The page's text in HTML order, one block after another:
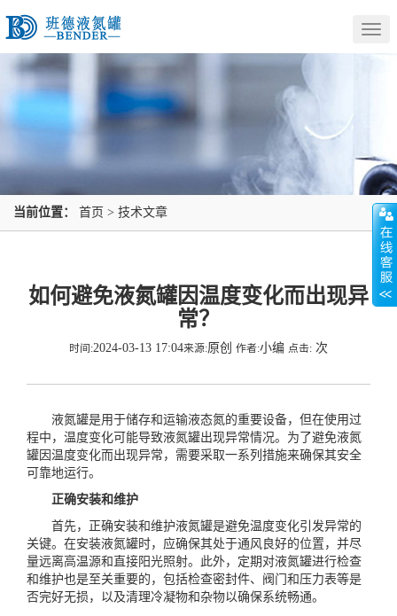
当前位置： 首页 > 技术文章
如何避免液氮罐因温度变化而出现异
常？
时间:2024-03-13 17:04来源:原创 作者:小编 点击: 次
液氮罐是用于储存和运输液态氮的重要设备，但在使用过
程中，温度变化可能导致液氮罐出现异常情况。为了避免液氮
罐因温度变化而出现异常，需要采取一系列措施来确保其安全
可靠地运行。
正确安装和维护
首先，正确安装和维护液氮罐是避免温度变化引发异常的
关键。在安装液氮罐时，应确保其处于通风良好的位置，并尽
量远离高温源和直接阳光照射。此外，定期对液氮罐进行检查
和维护也是至关重要的，包括检查密封件、阀门和压力表等是
否完好无损，以及清理冷凝物和杂物以确保系统畅通。